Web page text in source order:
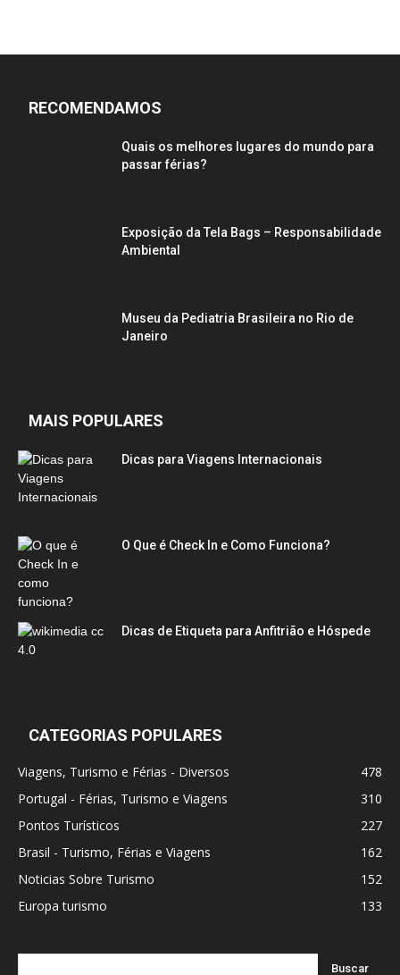
RECOMENDAMOS
Quais os melhores lugares do mundo para
passar férias?
Exposição da Tela Bags – Responsabilidade
Ambiental
Museu da Pediatria Brasileira no Rio de
Janeiro
MAIS POPULARES
Dicas para Viagens Internacionais
O Que é Check In e Como Funciona?
Dicas de Etiqueta para Anfitrião e Hóspede
CATEGORIAS POPULARES
Viagens, Turismo e Férias - Diversos
478
Portugal - Férias, Turismo e Viagens
310
Pontos Turísticos
227
Brasil - Turismo, Férias e Viagens
162
Noticias Sobre Turismo
152
Europa turismo
133